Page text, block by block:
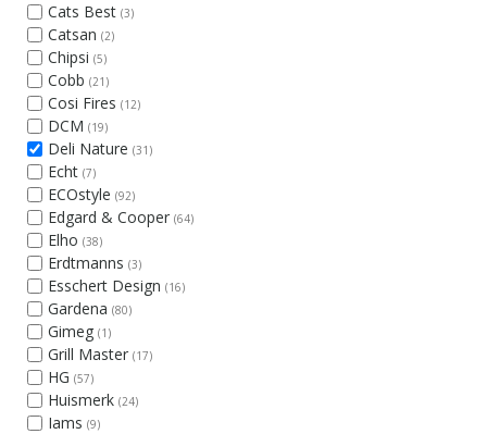
Cats Best (3)
Catsan (2)
Chipsi (5)
Cobb (21)
Cosi Fires (12)
DCM (19)
Deli Nature (31)
Echt (7)
ECOstyle (92)
Edgard & Cooper (64)
Elho (38)
Erdtmanns (3)
Esschert Design (16)
Gardena (80)
Gimeg (1)
Grill Master (17)
HG (57)
Huismerk (24)
Iams (9)